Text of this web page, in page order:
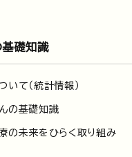
基礎知識
いて（統計情報）
の基礎知識
の未来をひらく取り組み